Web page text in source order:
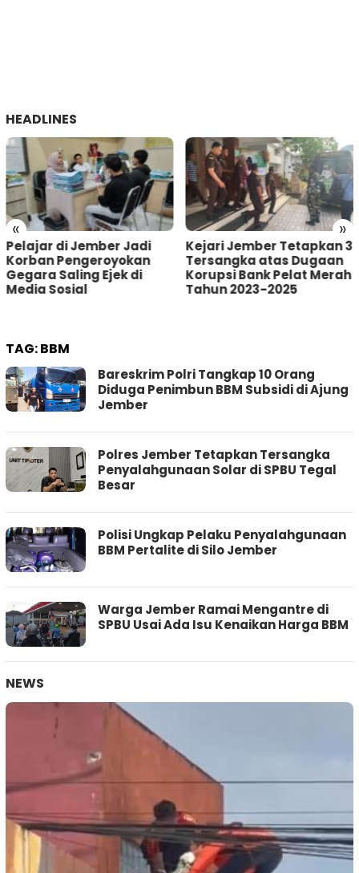
HEADLINES
« »
Kejari Jember Tetapkan 3
Tersangka atas Dugaan
Korupsi Bank Pelat Merah
Tahun 2023-2025
Pria Asal Lumajang
Tertangkap Warga
Sumberbaru Jember
saat akan Curi Kotak
TAG:BBM
Bareskrim Polri Tangkap 10 Orang
Diduga Penimbun BBM Subsidi di Ajung
Jember
Polres Jember Tetapkan Tersangka
Penyalahgunaan Solar di SPBU Tegal
Besar
Polisi Ungkap Pelaku Penyalahgunaan
BBM Pertalite di Silo Jember
Warga Jember Ramai Mengantre di
SPBU Usai Ada Isu Kenaikan Harga BBM
NEWS